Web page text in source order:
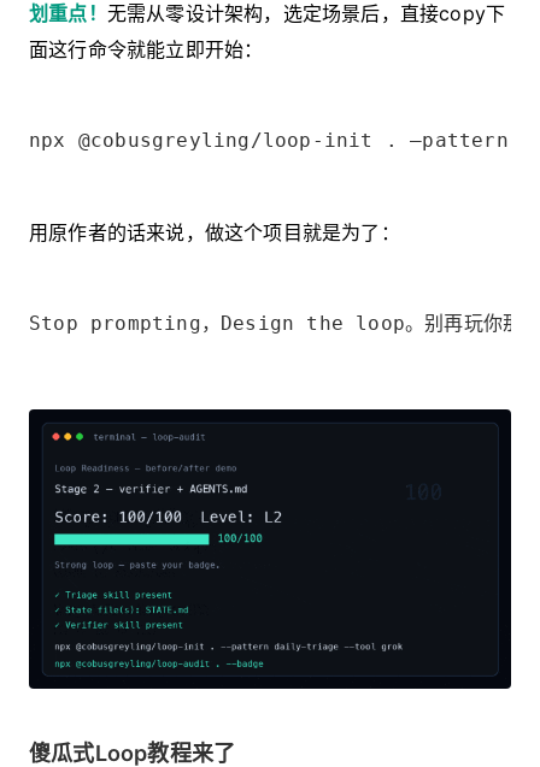
划重点！ 无需从零设计架构，选定场景后， 直接copy下
面这行命令就能立即开始：
npx @cobusgreyling/loop-init . —pattern
用原作者的话来说，做这个项目就是为了：
Stop prompting，Design the loop。别再玩你那
傻瓜式Loop教程来了